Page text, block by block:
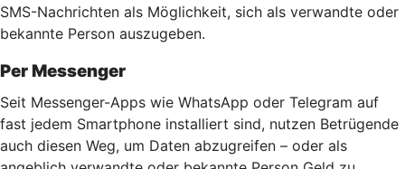
SMS-Nachrichten als Möglichkeit, sich als verwandte oder
bekannte Person auszugeben.
Per Messenger
Seit Messenger-Apps wie WhatsApp oder Telegram auf
fast jedem Smartphone installiert sind, nutzen Betrügende
auch diesen Weg, um Daten abzugreifen – oder als